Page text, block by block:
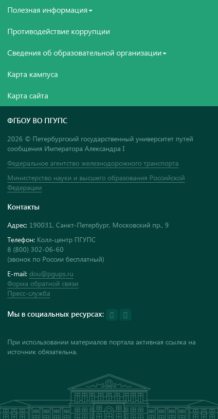
Полезная информация
Противодействие коррупции
Сведения об образовательной организации
Карта кампуса
Карта сайта
ФГБОУ ВО ПГУПС
2026 © Петербургский государственный университет путей
сообщения Императора Александра I
Федеральное агентство железнодорожного транспорта
Министерство науки и высшего образования Российской
Федерации
Контакты
Адрес: 190031, Санкт-Петербург, Московский пр., 9
Телефон: Колл-центр ПГУПС
8 (800) 302-06-60
(звонок по России бесплатный)
E-mail: dou@pgups.ru
Форма обратной связи
Пресс-служба
Мы в социальных ресурсах:
При использовании материалов портала активная ссылка на
источник обязательна.